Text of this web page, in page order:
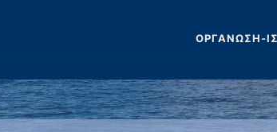
ΟΡΓΑΝΩΣΗ-